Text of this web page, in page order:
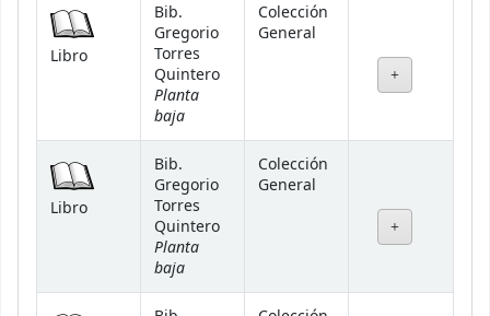
Libro
Bib.
Gregorio
Torres
Quintero
Planta
baja
Colección
General
Libro
Bib.
Gregorio
Torres
Quintero
Planta
baja
Colección
General